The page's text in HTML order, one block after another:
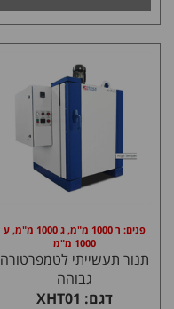
פנים: ר 1000 מ"מ, ג 1000 מ"מ, ע
1000 מ"מ
תנור תעשייתי לטמפרטורה
גבוהה
דגם: XHT01